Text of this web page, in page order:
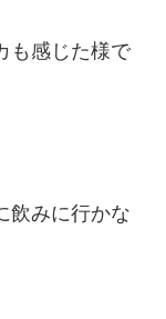
も感じた様で
飲みに行かな